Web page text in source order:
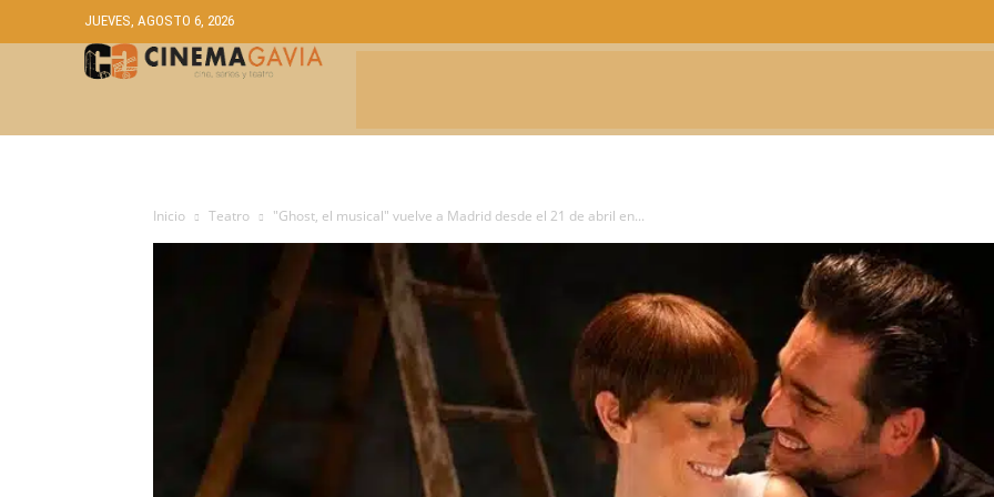
JUEVES, AGOSTO 6, 2026
Inicio Teatro "Ghost, el musical" vuelve a Madrid desde el 21 de abril en...